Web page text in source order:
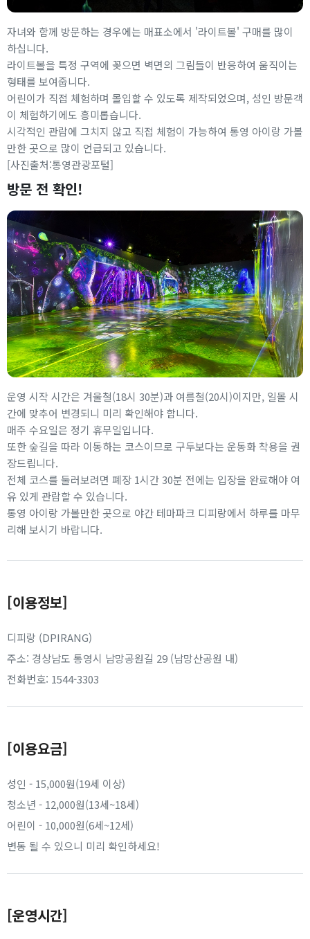
자녀와 함께 방문하는 경우에는 매표소에서 '라이트볼' 구매를 많이
하십니다.
라이트볼을 특정 구역에 꽂으면 벽면의 그림들이 반응하여 움직이는
형태를 보여줍니다.
어린이가 직접 체험하며 몰입할 수 있도록 제작되었으며, 성인 방문객
이 체험하기에도 흥미롭습니다.
시각적인 관람에 그치지 않고 직접 체험이 가능하여 통영 아이랑 가볼
만한 곳으로 많이 언급되고 있습니다.
[사진출처:통영관광포털]
방문 전 확인!
운영 시작 시간은 겨울철(18시 30분)과 여름철(20시)이지만, 일몰 시
간에 맞추어 변경되니 미리 확인해야 합니다.
매주 수요일은 정기 휴무일입니다.
또한 숲길을 따라 이동하는 코스이므로 구두보다는 운동화 착용을 권
장드립니다.
전체 코스를 둘러보려면 폐장 1시간 30분 전에는 입장을 완료해야 여
유 있게 관람할 수 있습니다.
통영 아이랑 가볼만한 곳으로 야간 테마파크 디피랑에서 하루를 마무
리해 보시기 바랍니다.
[이용정보]
디피랑 (DPIRANG)
주소: 경상남도 통영시 남망공원길 29 (남망산공원 내)
전화번호: 1544-3303
[이용요금]
성인 - 15,000원(19세 이상)
청소년 - 12,000원(13세~18세)
어린이 - 10,000원(6세~12세)
변동 될 수 있으니 미리 확인하세요!
[운영시간]